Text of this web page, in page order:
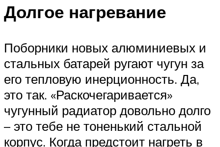
Долгое нагревание
Поборники новых алюминиевых и
стальных батарей ругают чугун за
его тепловую инерционность. Да,
это так. «Раскочегаривается»
чугунный радиатор довольно долго
– это тебе не тоненький стальной
корпус. Когда предстоит нагреть в